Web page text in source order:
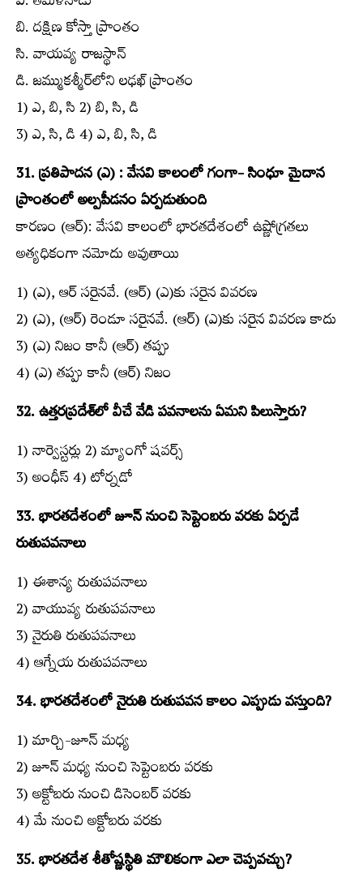
బి. దక్షిణ కోస్తా ప్రాంతం
సి. వాయవ్య రాజస్థాన్‌
డి. జమ్ముకశ్మీర్‌లోని లఢఖ్‌ ప్రాంతం
1) ఎ, బి, సి 2) బి, సి, డి
3) ఎ, సి, డి 4) ఎ, బి, సి, డి
31. ప్రతిపాదన (ఎ) : వేసవి కాలంలో గంగా- సింధూ మైదాన
ప్రాంతంలో అల్పపీడనం ఏర్పడుతుంది
కారణం (ఆర్‌): వేసవి కాలంలో భారతదేశంలో ఉష్ణోగ్రతలు
అత్యధికంగా నమోదు అవుతాయి
1) (ఎ), ఆర్‌ సరైనవే. (ఆర్‌) (ఎ)కు సరైన వివరణ
2) (ఎ), (ఆర్‌) రెండూ సరైనవే. (ఆర్‌) (ఎ)కు సరైన వివరణ కాదు
3) (ఎ) నిజం కానీ (ఆర్‌) తప్పు
4) (ఎ) తప్పు కానీ (ఆర్‌) నిజం
32. ఉత్తరప్రదేశ్‌లో వీచే వేడి పవనాలను ఏమని పిలుస్తారు?
1) నార్వెస్టర్లు 2) మ్యాంగో షవర్స్​‍
3) అంధీస్ 4) టోర్నడో
33. భారతదేశంలో జూన్‌ నుంచి సెప్టెంబరు వరకు ఏర్పడే
రుతుపవనాలు
1) ఈశాన్య రుతుపవనాలు
2) వాయువ్య రుతుపవనాలు
3) నైరుతి రుతుపవనాలు
4) ఆగ్నేయ రుతుపవనాలు
34. భారతదేశంలో నైరుతి రుతుపవన కాలం ఎప్పుడు వస్తుంది?
1) మార్చి-జూన్‌ మధ్య
2) జూన్‌ మధ్య నుంచి సెప్టెంబరు వరకు
3) అక్టోబరు నుంచి డిసెంబర్‌ వరకు
4) మే నుంచి అక్టోబరు వరకు
35. భారతదేశ శీతోష్ణస్థితి మౌలికంగా ఎలా చెప్పవచ్చు?